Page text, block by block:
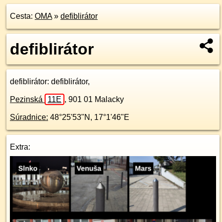
Cesta: OMA» defiblirátor
defiblirátor
defiblirátor: defiblirátor,
Pezinská 11E , 901 01 Malacky
Súradnice: 48°25'53"N , 17°1'46"E
Extra: